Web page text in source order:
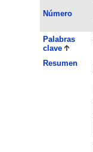
Número
Palabras
clave
Resumen